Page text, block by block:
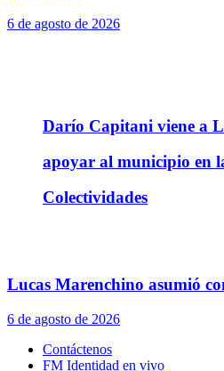
Darío Capitani viene a
apoyar al municipio en
Colectividades
6 de agosto de 2026
Lucas Marenchino asumió
6 de agosto de 2026
Contáctenos
FM Identidad en vivo